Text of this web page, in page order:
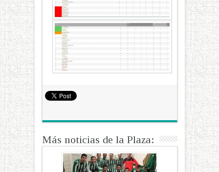
Más noticias de la Plaza: